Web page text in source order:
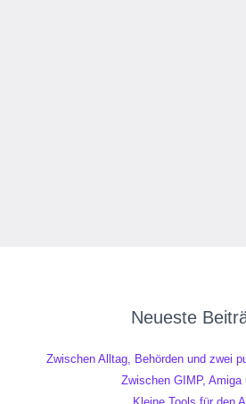
Neueste
Zwischen Alltag, Behörden und zwei
Zwischen GIMP, Amiga